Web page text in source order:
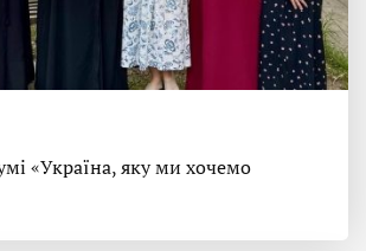
«Україна, яку ми хочемо